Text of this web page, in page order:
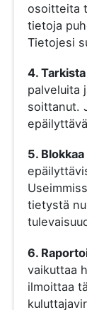
osoitteita
tietoja
Tietojesi
4.
palveluita
soittanut.
5.
tietystä
6.
vaikuttaa
ilmoittaa